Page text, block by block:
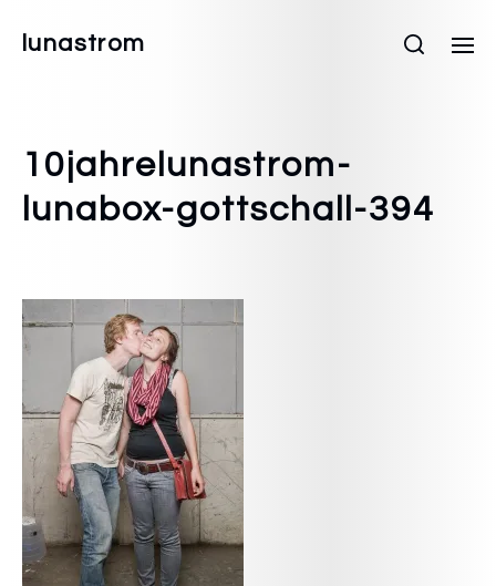
lunastrom
10jahrelunastrom-
lunabox-gottschall-394